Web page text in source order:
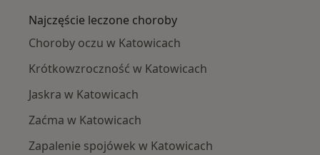
Najczęście leczone choroby
Choroby oczu w Katowicach
Krótkowzroczność w Katowicach
Jaskra w Katowicach
Zaćma w Katowicach
Zapalenie spojówek w Katowicach